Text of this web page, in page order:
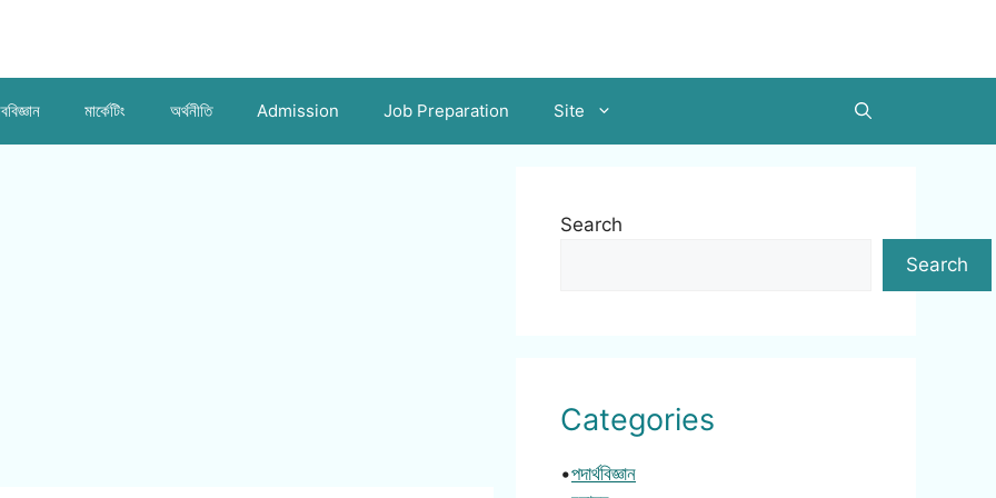
মার্কেটিং অর্থনীতি Admission Job Preparation Site
Search
Search
Categories
•পদার্থবিজ্ঞান